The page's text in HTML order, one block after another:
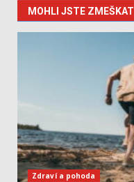
MOHLI JSTE ZMEŠKAT
Zdraví a pohoda